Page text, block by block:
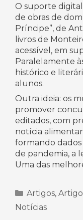
O suporte
de obras de
Príncipe”, de
livros de
acessível, em
Paralelamente
histórico e
alunos.
Outra ideia: os
promover
editados, com
notícia
formando
de pandemia, a
Uma das
Categorias
Artigos,
Notícias